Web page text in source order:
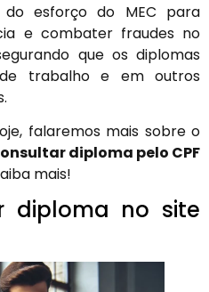
esforço do MEC para
e combater fraudes no
que os diplomas
trabalho e em outros
falaremos mais sobre o
diploma pelo CPF
mais!
diploma no site